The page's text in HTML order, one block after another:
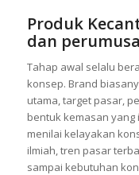
Produk
dan
Tahap awal selalu
konsep. Brand
utama, target pasar,
bentuk kemasan yang
menilai kelayakan
ilmiah, tren pasar
sampai kebutuhan